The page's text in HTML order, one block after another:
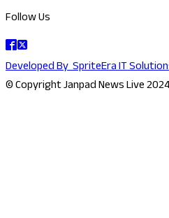
Follow Us
Developed BySpriteEra IT
© Copyright Janpad News Live